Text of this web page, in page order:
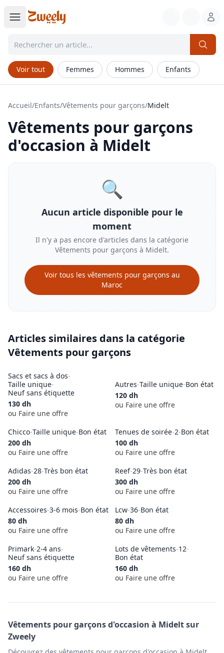
Voir tout Femmes Hommes Enfants
Accueil/Enfants/Vêtements pour garçons/Midelt
Vêtements pour garçons
d'occasion à Midelt
🔍
Aucun article disponible pour le
moment
Il n'y a pas encore d'articles dans la catégorie
Vêtements pour garçons à Midelt.
Voir tous les vêtements pour garçons au
Maroc
Articles similaires dans la catégorie
Vêtements pour garçons
Sacs et sacs à dos-
Taille unique-
Neuf sans étiquette
130 dh
ou Faire une offre
Autres-Taille unique-Bon état
120 dh
ou Faire une offre
Chicco-Taille unique-Bon état
200 dh
ou Faire une offre
Tenues de soirée-2-Bon état
100 dh
ou Faire une offre
Adidas-28-Très bon état
200 dh
ou Faire une offre
Reef-29-Très bon état
300 dh
ou Faire une offre
Accessoires-3-6 mois-Bon état
80 dh
ou Faire une offre
Lcw-36-Bon état
80 dh
ou Faire une offre
Primark-2-4 ans-
Neuf sans étiquette
160 dh
ou Faire une offre
Lots de vêtements-12-
Bon état
160 dh
ou Faire une offre
Vêtements pour garçonsd'occasion à Mideltsur
Zweely